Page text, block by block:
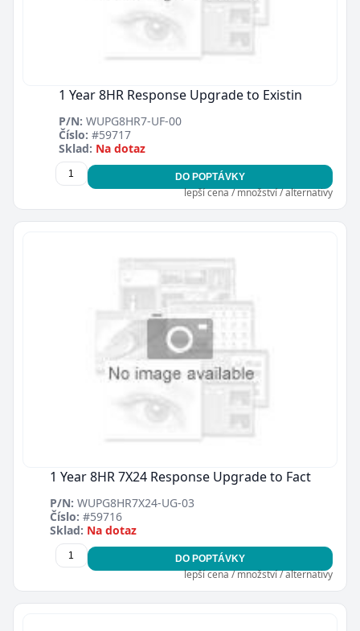
1 Year 8HR Response Upgrade to Existin
P/N: WUPG8HR7-UF-00
Číslo: #59717
Sklad: Na dotaz
DO POPTÁVKY
lepší cena / množství / alternativy
1 Year 8HR 7X24 Response Upgrade to Fact
P/N: WUPG8HR7X24-UG-03
Číslo: #59716
Sklad: Na dotaz
DO POPTÁVKY
lepší cena / množství / alternativy